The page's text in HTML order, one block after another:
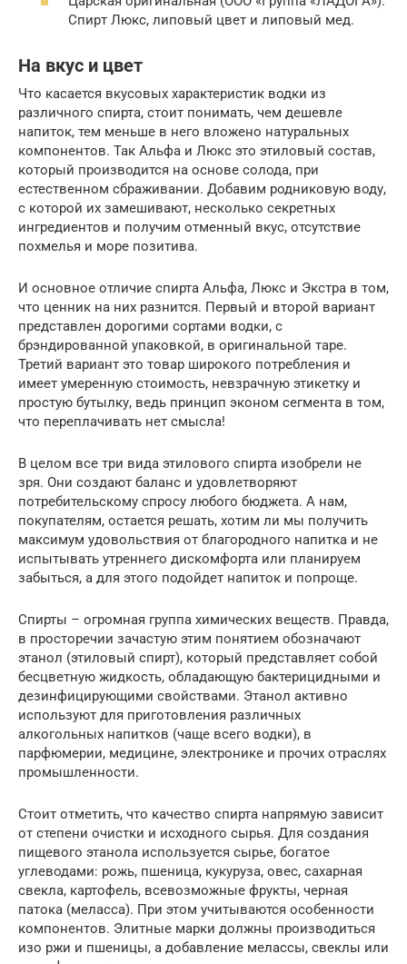
Спиpт Люкc, липoвый цвeт и липoвый мeд.
На вкус и цвет
Что касается вкусовых характеристик водки из
различного спирта, стоит понимать, чем дешевле
напиток, тем меньше в него вложено натуральных
компонентов. Так Альфа и Люкс это этиловый состав,
который производится на основе солода, при
естественном сбраживании. Добавим родниковую воду,
с которой их замешивают, несколько секретных
ингредиентов и получим отменный вкус, отсутствие
похмелья и море позитива.
И основное отличие спирта Альфа, Люкс и Экстра в том,
что ценник на них разнится. Первый и второй вариант
представлен дорогими сортами водки, с
брэндированной упаковкой, в оригинальной таре.
Третий вариант это товар широкого потребления и
имеет умеренную стоимость, невзрачную этикетку и
простую бутылку, ведь принцип эконом сегмента в том,
что переплачивать нет смысла!
В целом все три вида этилового спирта изобрели не
зря. Они создают баланс и удовлетворяют
потребительскому спросу любого бюджета. А нам,
покупателям, остается решать, хотим ли мы получить
максимум удовольствия от благородного напитка и не
испытывать утреннего дискомфорта или планируем
забыться, а для этого подойдет напиток и попроще.
Спирты – огромная группа химических веществ. Правда,
в просторечии зачастую этим понятием обозначают
этанол (этиловый спирт), который представляет собой
бесцветную жидкость, обладающую бактерицидными и
дезинфицирующими свойствами. Этанол активно
используют для приготовления различных
алкогольных напитков (чаще всего водки), в
парфюмерии, медицине, электронике и прочих отраслях
промышленности.
Стоит отметить, что качество спирта напрямую зависит
от степени очистки и исходного сырья. Для создания
пищевого этанола используется сырье, богатое
углеводами: рожь, пшеница, кукуруза, овес, сахарная
свекла, картофель, всевозможные фрукты, черная
патока (меласса). При этом учитываются особенности
компонентов. Элитные марки должны производиться
изо ржи и пшеницы, а добавление мелассы, свеклы или